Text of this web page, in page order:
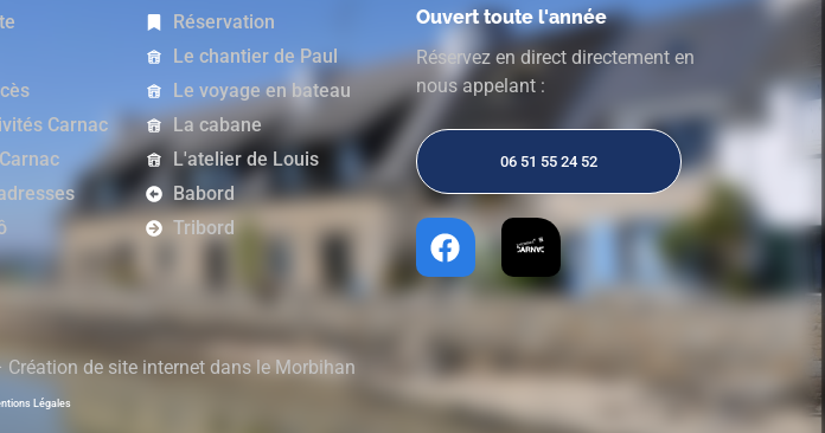
Carnac
Réservation
Le chantier de Paul
Le voyage en bateau
La cabane
L'atelier de Louis
Babord
Tribord
Ouvert toute l'année
Réservez en direct directement en
nous appelant :
06 51 55 24 52
Création de site internet dans le Morbihan
Légales